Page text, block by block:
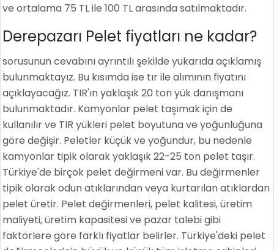
ve ortalama 75 TL ile 100 TL arasında satılmaktadır.
Derepazarı Pelet fiyatları ne kadar?
sorusunun cevabını ayrıntılı şekilde yukarıda açıklamış
bulunmaktayız. Bu kısımda ise tır ile alımının fiyatını
açıklayacağız. TIR'ın yaklaşık 20 ton yük danışmanı
bulunmaktadır. Kamyonlar pelet taşımak için de
kullanılır ve TIR yükleri pelet boyutuna ve yoğunluğuna
göre değişir. Peletler küçük ve yoğundur, bu nedenle
kamyonlar tipik olarak yaklaşık 22-25 ton pelet taşır.
Türkiye'de birçok pelet değirmeni var. Bu değirmenler
tipik olarak odun atıklarından veya kurtarılan atıklardan
pelet üretir. Pelet değirmenleri, pelet kalitesi, üretim
maliyeti, üretim kapasitesi ve pazar talebi gibi
faktörlere göre farklı fiyatlar belirler. Türkiye'deki pelet